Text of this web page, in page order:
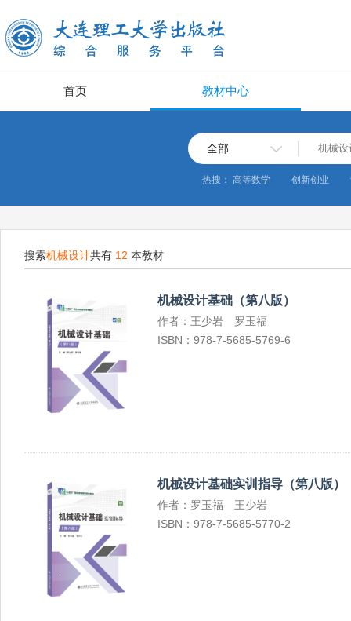
首页 教材中心
全部
热搜： 高等数学 创新创业
搜索机械设计共有 12 本教材
机械设计基础（第八版）
作者：王少岩 罗玉福
ISBN：978-7-5685-5769-6
机械设计基础实训指导（第八版）
作者：罗玉福 王少岩
ISBN：978-7-5685-5770-2